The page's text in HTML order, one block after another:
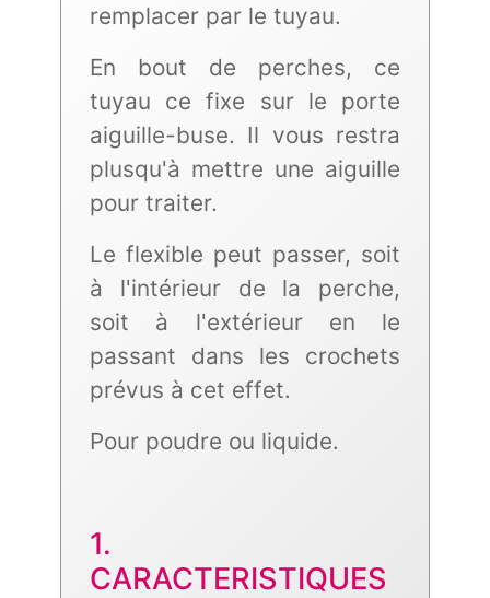
remplacer par le tuyau.
En bout de perches, ce
tuyau ce fixe sur le porte
aiguille-buse. Il vous restra
plusqu'à mettre une aiguille
pour traiter.
Le flexible peut passer, soit
à l'intérieur de la perche,
soit à l'extérieur en le
passant dans les crochets
prévus à cet effet.
Pour poudre ou liquide.
1.
CARACTERISTIQUES